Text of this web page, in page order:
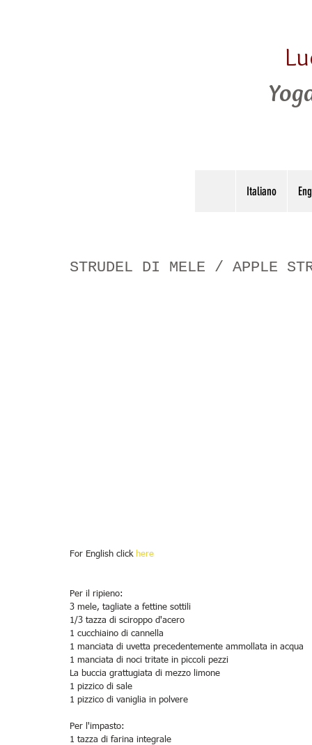
Italiano
STRUDEL DI MELE / APPLE
For English click here
Per il ripieno:
3 mele, tagliate a fettine sottili
1/3 tazza di sciroppo d'acero
1 cucchiaino di cannella
1 manciata di uvetta precedentemente ammollata in acqua
1 manciata di noci tritate in piccoli pezzi
La buccia grattugiata di mezzo limone
1 pizzico di sale
1 pizzico di vaniglia in polvere
Per l'impasto:
1 tazza di farina integrale